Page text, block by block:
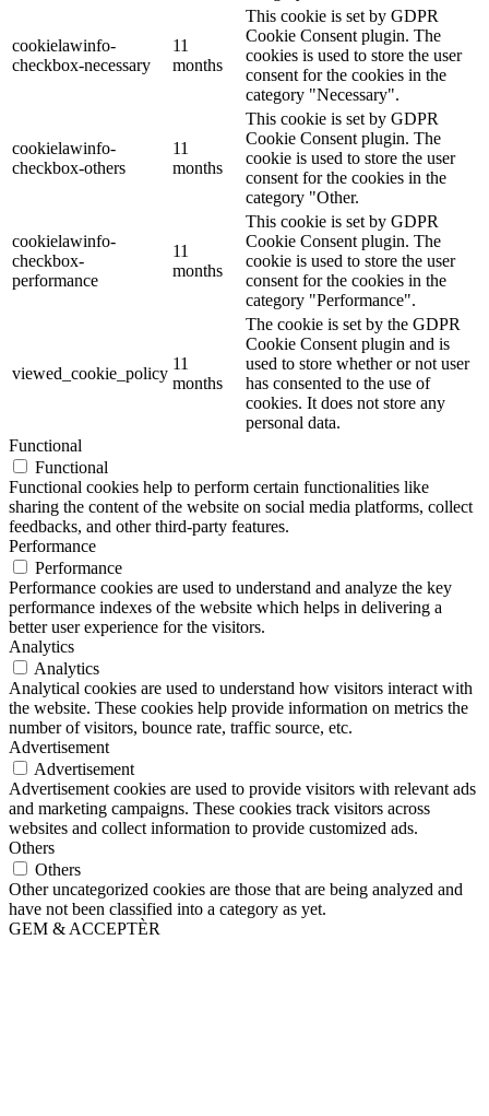
cookielawinfo-
checkbox-necessary
11
months
This cookie is set by GDPR
Cookie Consent plugin. The
cookies is used to store the user
consent for the cookies in the
category "Necessary".
cookielawinfo-
checkbox-others
11
months
This cookie is set by GDPR
Cookie Consent plugin. The
cookie is used to store the user
consent for the cookies in the
category "Other.
cookielawinfo-
checkbox-
performance
11
months
This cookie is set by GDPR
Cookie Consent plugin. The
cookie is used to store the user
consent for the cookies in the
category "Performance".
viewed_cookie_policy
11
months
The cookie is set by the GDPR
Cookie Consent plugin and is
used to store whether or not user
has consented to the use of
cookies. It does not store any
personal data.
Functional
Functional
Functional cookies help to perform certain functionalities like
sharing the content of the website on social media platforms, collect
feedbacks, and other third-party features.
Performance
Performance
Performance cookies are used to understand and analyze the key
performance indexes of the website which helps in delivering a
better user experience for the visitors.
Analytics
Analytics
Analytical cookies are used to understand how visitors interact with
the website. These cookies help provide information on metrics the
number of visitors, bounce rate, traffic source, etc.
Advertisement
Advertisement
Advertisement cookies are used to provide visitors with relevant ads
and marketing campaigns. These cookies track visitors across
websites and collect information to provide customized ads.
Others
Others
Other uncategorized cookies are those that are being analyzed and
have not been classified into a category as yet.
GEM & ACCEPTÈR